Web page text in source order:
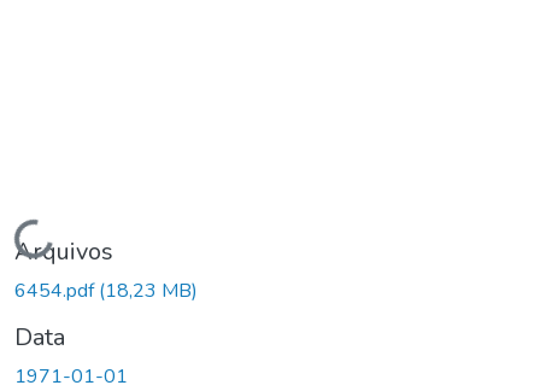
Carregando...
Arquivos
6454.pdf(18,23 MB)
Data
1971-01-01